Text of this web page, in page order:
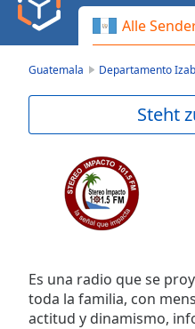
Backward
Skip
Current
Seek to
currently
behind
Alle
Guatemala Departamento
Steht
Es una radio que se
toda la familia, con
actitud y dinamismo,